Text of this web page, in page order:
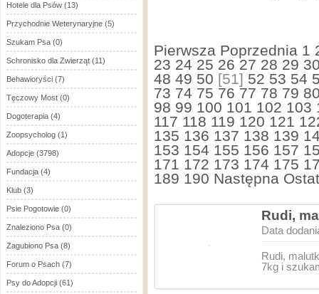
Hotele dla Psów (13)
Przychodnie Weterynaryjne (5)
Szukam Psa (0)
Schronisko dla Zwierząt (11)
Behawioryści (7)
Tęczowy Most (0)
Dogoterapia (4)
Zoopsycholog (1)
Adopcje (3798)
Fundacja (4)
Klub (3)
Psie Pogotowie (0)
Znaleziono Psa (0)
Zagubiono Psa (8)
Forum o Psach (7)
Psy do Adopcji (61)
Pierwsza Poprzednia 1
23 24 25 26 27 28 29
48 49 50 [51] 52 53 54
73 74 75 76 77 78 79
98 99 100 101 102 103
117 118 119 120 121
135 136 137 138 139
153 154 155 156 157
171 172 173 174 175
189 190 Następna
Rudi,
Data
Rudi,
7kg i